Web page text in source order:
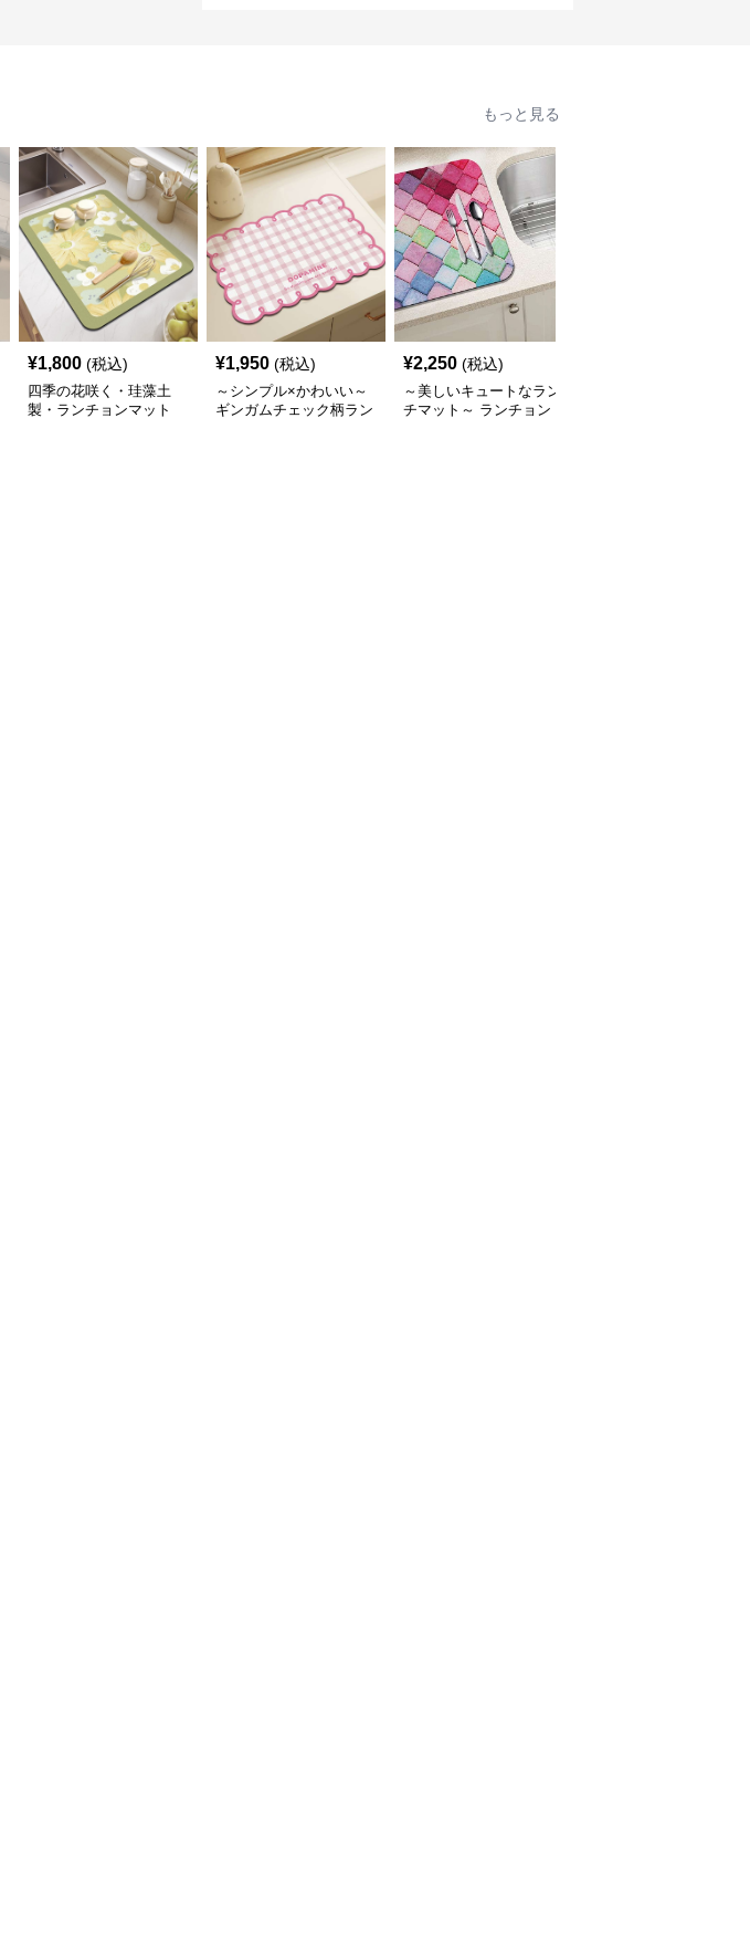
もっと見る
¥1,800 (税込)
四季の花咲く・珪藻土
製・ランチョンマット
¥1,950 (税込)
～シンプル×かわいい～
ギンガムチェック柄ラン
¥2,250 (税込)
～美しいキュートなラン
チマット～ ランチョン